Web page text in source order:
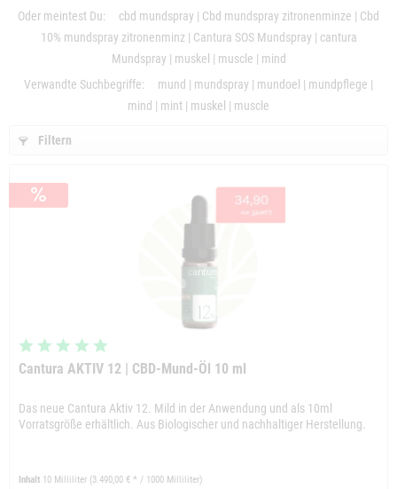
Oder meintest Du: cbd mundspray | Cbd mundspray zitronenminze | Cbd
10% mundspray zitronenminz | Cantura SOS Mundspray | cantura
Mundspray | muskel | muscle | mind
Verwandte Suchbegriffe:
mund | mundspray | mundoel | mundpflege |
mind | mint | muskel | muscle
Filtern
Cantura AKTIV 12 | CBD-Mund-Öl 10 ml
Das neue Cantura Aktiv 12. Mild in der Anwendung und als 10ml
Vorratsgröße erhältlich. Aus Biologischer und nachhaltiger Herstellung.
Inhalt 10 Milliliter (3.490,00 € * / 1000 Milliliter)